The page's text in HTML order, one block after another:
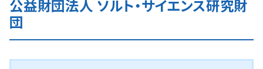
公益財団法人 ソルト・サイエンス研究財
団